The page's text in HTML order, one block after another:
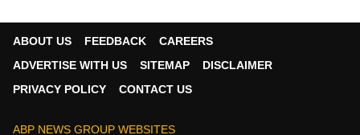
ABOUT US FEEDBACK
CAREERS
ADVERTISE WITH US
SITEMAP
DISCLAIMER
PRIVACY POLICY
CONTACT US
ABP NEWS GROUP WEBSITES